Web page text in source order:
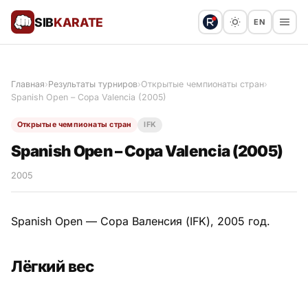
SIBKARATE EN
Все статьи
История и философия
Главная›Результаты турниров›Открытые чемпионаты стран›
Spanish Open – Copa Valencia (2005)
Открытые чемпионаты стран IFK
Spanish Open – Copa Valencia (2005)
2005
Spanish Open — Copa Валенсия (IFK), 2005 год.
Лёгкий вес